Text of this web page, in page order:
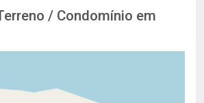
/ Condomínio em